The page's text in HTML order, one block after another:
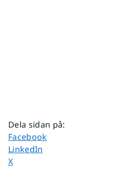
Dela sidan på:
Dela sidan på
Facebook
Dela sidan på
LinkedIn
Dela sidan på
X